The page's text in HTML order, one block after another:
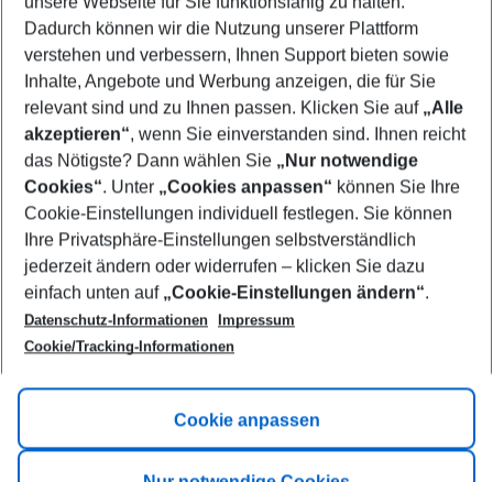
09/08/26–07/08/27 5-8 nights
Who will travel
2 adults No children
Show more filter
Footer
Footer navigation
Title A
Link A
Dadurch können wir die Nutzung unserer Plattform
verstehen und verbessern, Ihnen Support bieten sowie
Inhalte, Angebote und Werbung anzeigen, die für Sie
relevant sind und zu Ihnen passen. Klicken Sie auf „Alle
akzeptieren“, wenn Sie einverstanden sind. Ihnen reicht
das Nötigste? Dann wählen Sie „Nur notwendige
Cookies“. Unter „Cookies anpassen“ können Sie Ihre
Cookie-Einstellungen individuell festlegen. Sie können
Ihre Privatsphäre-Einstellungen selbstverständlich
jederzeit ändern oder widerrufen – klicken Sie dazu
einfach unten auf „Cookie-Einstellungen ändern“.
Datenschutz-Informationen
Impressum
Cookie/Tracking-Informationen
Cookie anpassen